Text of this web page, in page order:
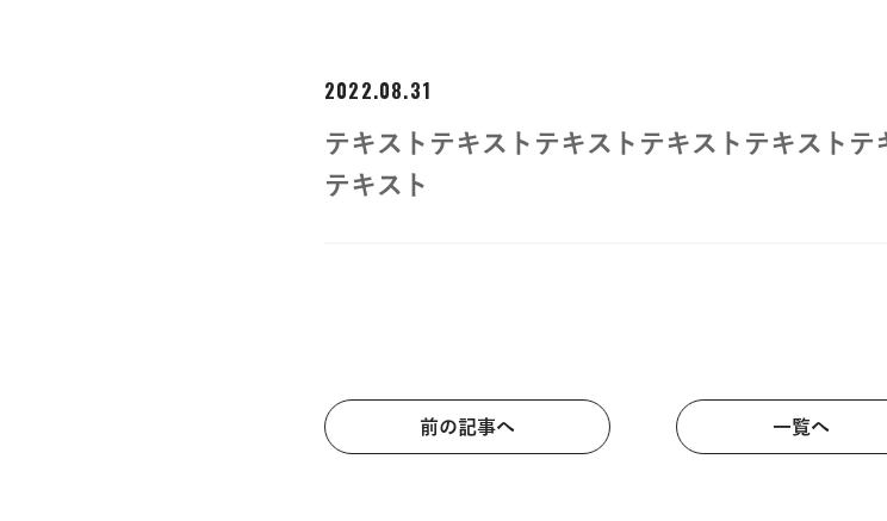
2022.08.31
テキストテキストテキストテキストテキスト
テキスト
前の記事へ 一覧へ